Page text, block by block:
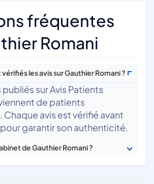
fréquentes
Romani
les avis sur Gauthier Romani ?
publiés sur Avis Patients
de patients
avis est vérifié avant
garantir son authenticité.
de Gauthier Romani ?